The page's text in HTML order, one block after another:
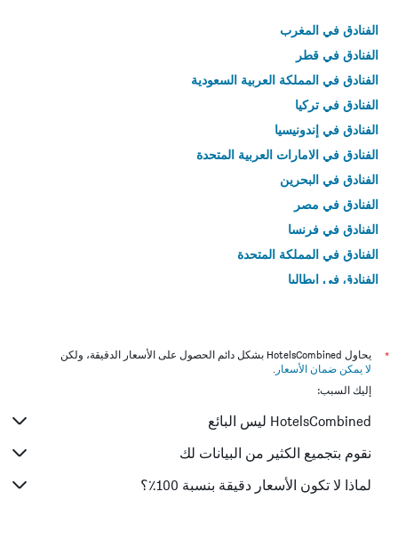
الفنادق في المغرب
الفنادق في قطر
الفنادق في المملكة العربية السعودية
الفنادق في تركيا
الفنادق في إندونيسيا
الفنادق في الامارات العربية المتحدة
الفنادق في البحرين
الفنادق في مصر
الفنادق في فرنسا
الفنادق في المملكة المتحدة
الفنادق في إيطاليا
*
يحاول HotelsCombined بشكل دائم الحصول على الأسعار الدقيقة، ولكن
لا يمكن ضمان الأسعار .
إليك السبب:
HotelsCombined ليس البائع
نقوم بتجميع الكثير من البيانات لك
لماذا لا تكون الأسعار دقيقة بنسبة 100٪؟